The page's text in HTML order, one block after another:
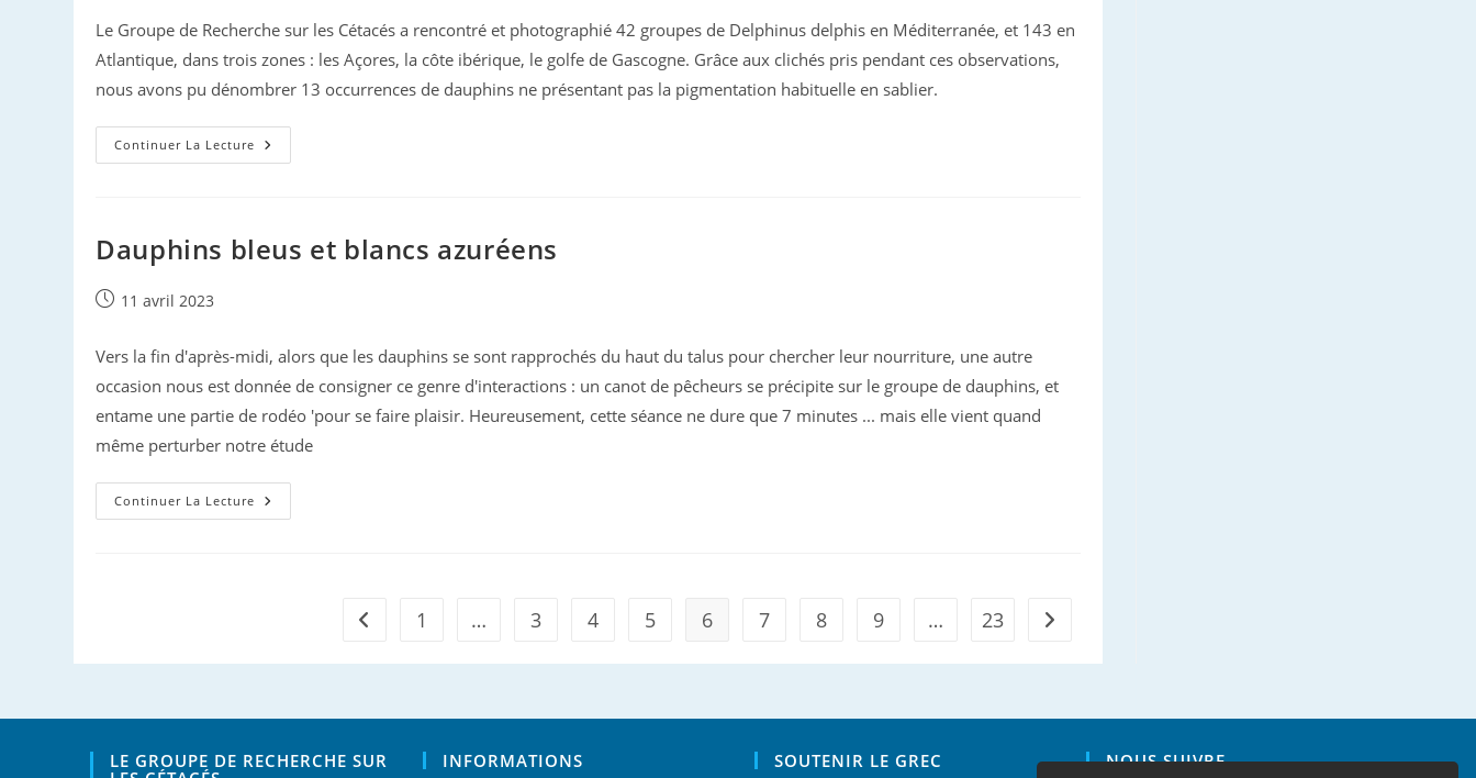
Le Groupe de Recherche sur les Cétacés a rencontré et photographié 42 groupes de Delphinus delphis en Méditerranée, et 143 en
Atlantique, dans trois zones : les Açores, la côte ibérique, le golfe de Gascogne. Grâce aux clichés pris pendant ces observations,
nous avons pu dénombrer 13 occurrences de dauphins ne présentant pas la pigmentation habituelle en sablier.
Continuer La Lecture Observations
De
Dauphins bleus et blancs azuréens
Publication
11 avril 2023
Vers la fin d'après-midi, alors que les dauphins se sont rapprochés du haut du talus pour chercher leur nourriture, une autre
occasion nous est donnée de consigner ce genre d'interactions : un canot de pêcheurs se précipite sur le groupe de dauphins, et
entame une partie de rodéo 'pour se faire plaisir. Heureusement, cette séance ne dure que 7 minutes ... mais elle vient quand
même perturber notre étude
Continuer La Lecture Dauphins
Bleus
Go to the previous page
1 … 3 4 5 6 7 8 9 … 23 Aller à la page suivante
LE GROUPE DE RECHERCHE SUR
INFORMATIONS SOUTENIR LE GREC NOUS SUIVRE